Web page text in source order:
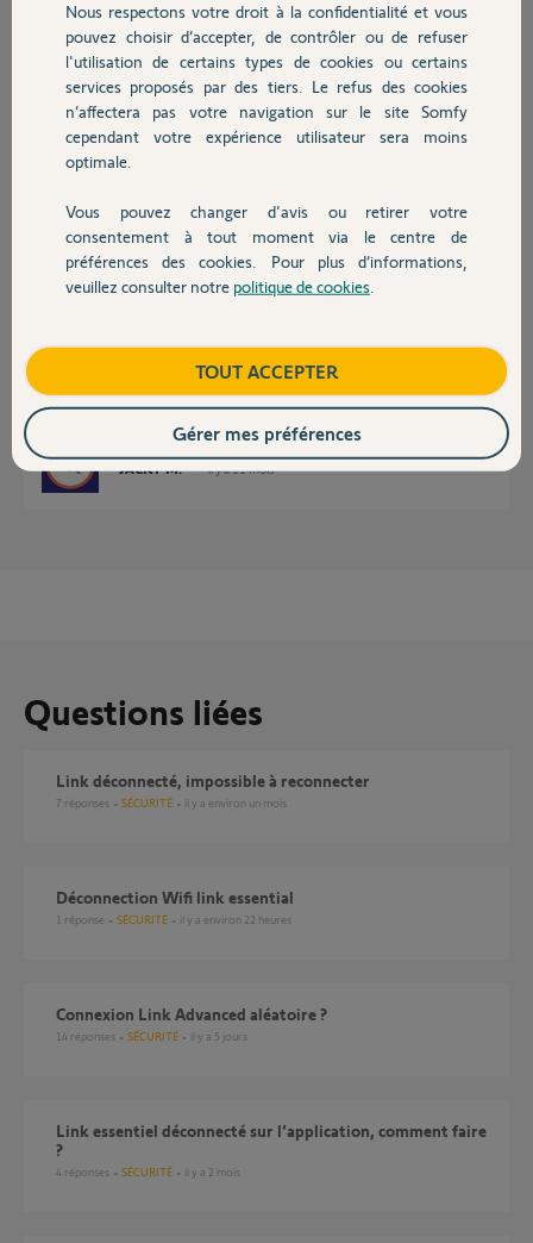
Chauffage
Autres produits
Devis avec un pro
Contact
en informatique
Merci d'avance pour votre aide
sylvie G.
il y a 11 mois
Réponses
Il n'y a que le badge qui puisse désactiver l'alarme sans internet.
Pour la durée de piles, il faut la changer tous les ans.
JACKY M. il y a 11 mois
Questions liées
Link déconnecté, impossible à reconnecter
7 réponses SÉCURITÉ il y a environ un mois
Déconnection Wifi link essential
1 réponse SÉCURITÉ il y a environ 22 heures
Connexion Link Advanced aléatoire ?
14 réponses SÉCURITÉ il y a 5 jours
Link essentiel déconnecté sur l’application, comment faire
?
4 réponses SÉCURITÉ il y a 2 mois
Nous respectons votre droit à la confidentialité et vous
pouvez choisir d’accepter, de contrôler ou de refuser
l'utilisation de certains types de cookies ou certains
services proposés par des tiers. Le refus des cookies
n’affectera pas votre navigation sur le site Somfy
cependant votre expérience utilisateur sera moins
optimale.
Vous pouvez changer d'avis ou retirer votre
consentement à tout moment via le centre de
préférences des cookies. Pour plus d’informations,
veuillez consulter notre politique de cookies
TOUT ACCEPTER
Gérer mes préférences